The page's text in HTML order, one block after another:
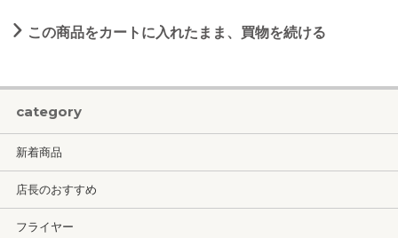
この商品をカートに入れたまま、買物を続ける
category
新着商品
店長のおすすめ
フライヤー